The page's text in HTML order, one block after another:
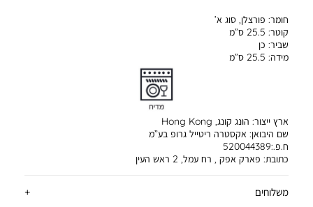
משלוחים
חומר: פורצלן, סוג א’
קוטר: 25.5 ס”מ
שביר: כן
מידה: 25.5 ס”מ
ארץ ייצור: הונג קונג, Hong Kong
שם היבואן: אקסטרה ריטייל גרופ בע”מ
ח.פ.:520044389
כתובת: פארק אפק , רח עמל, 2 ראש העין